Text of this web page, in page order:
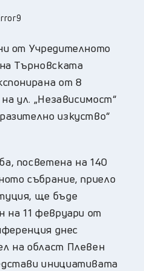
от Учредителното
Търновската
от 8
ул. „Независимост“
изкуство“
посветена на 140
събрание, приело
ще бъде
на 11 февруари от
днес
на област Плевен
инициативата